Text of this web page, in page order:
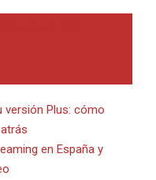
versión Plus: cómo
en España y